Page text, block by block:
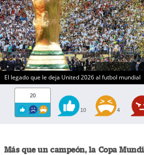
El legado que le deja United 2026 al futbol mundial
20
10 4
Más que un campeón, la Copa